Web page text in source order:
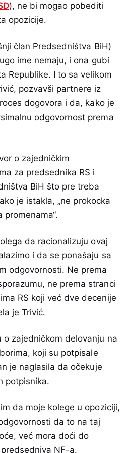
), ne bi mogao pobediti
opozicije.
član Predsedništva BiH)
ime nemaju, i ona gubi
Republike. I to sa velikom
pozvavši partnere iz
dogovora i da, kako je
odgovornost prema
o zajedničkim
za predsednika RS i
BiH što pre treba
je istakla, „ne prokocka
da racionalizuju ovaj
i da se ponašaju sa
odgovornosti. Ne prema
ne prema stranci
RS koji već dve decenije
je Trivić.
o zajedničkom delovanju na
koji su potpisale
je naglasila da očekuje
potpisnika.
da moje kolege u opoziciji,
da to na taj
već mora doći do
NF-a.